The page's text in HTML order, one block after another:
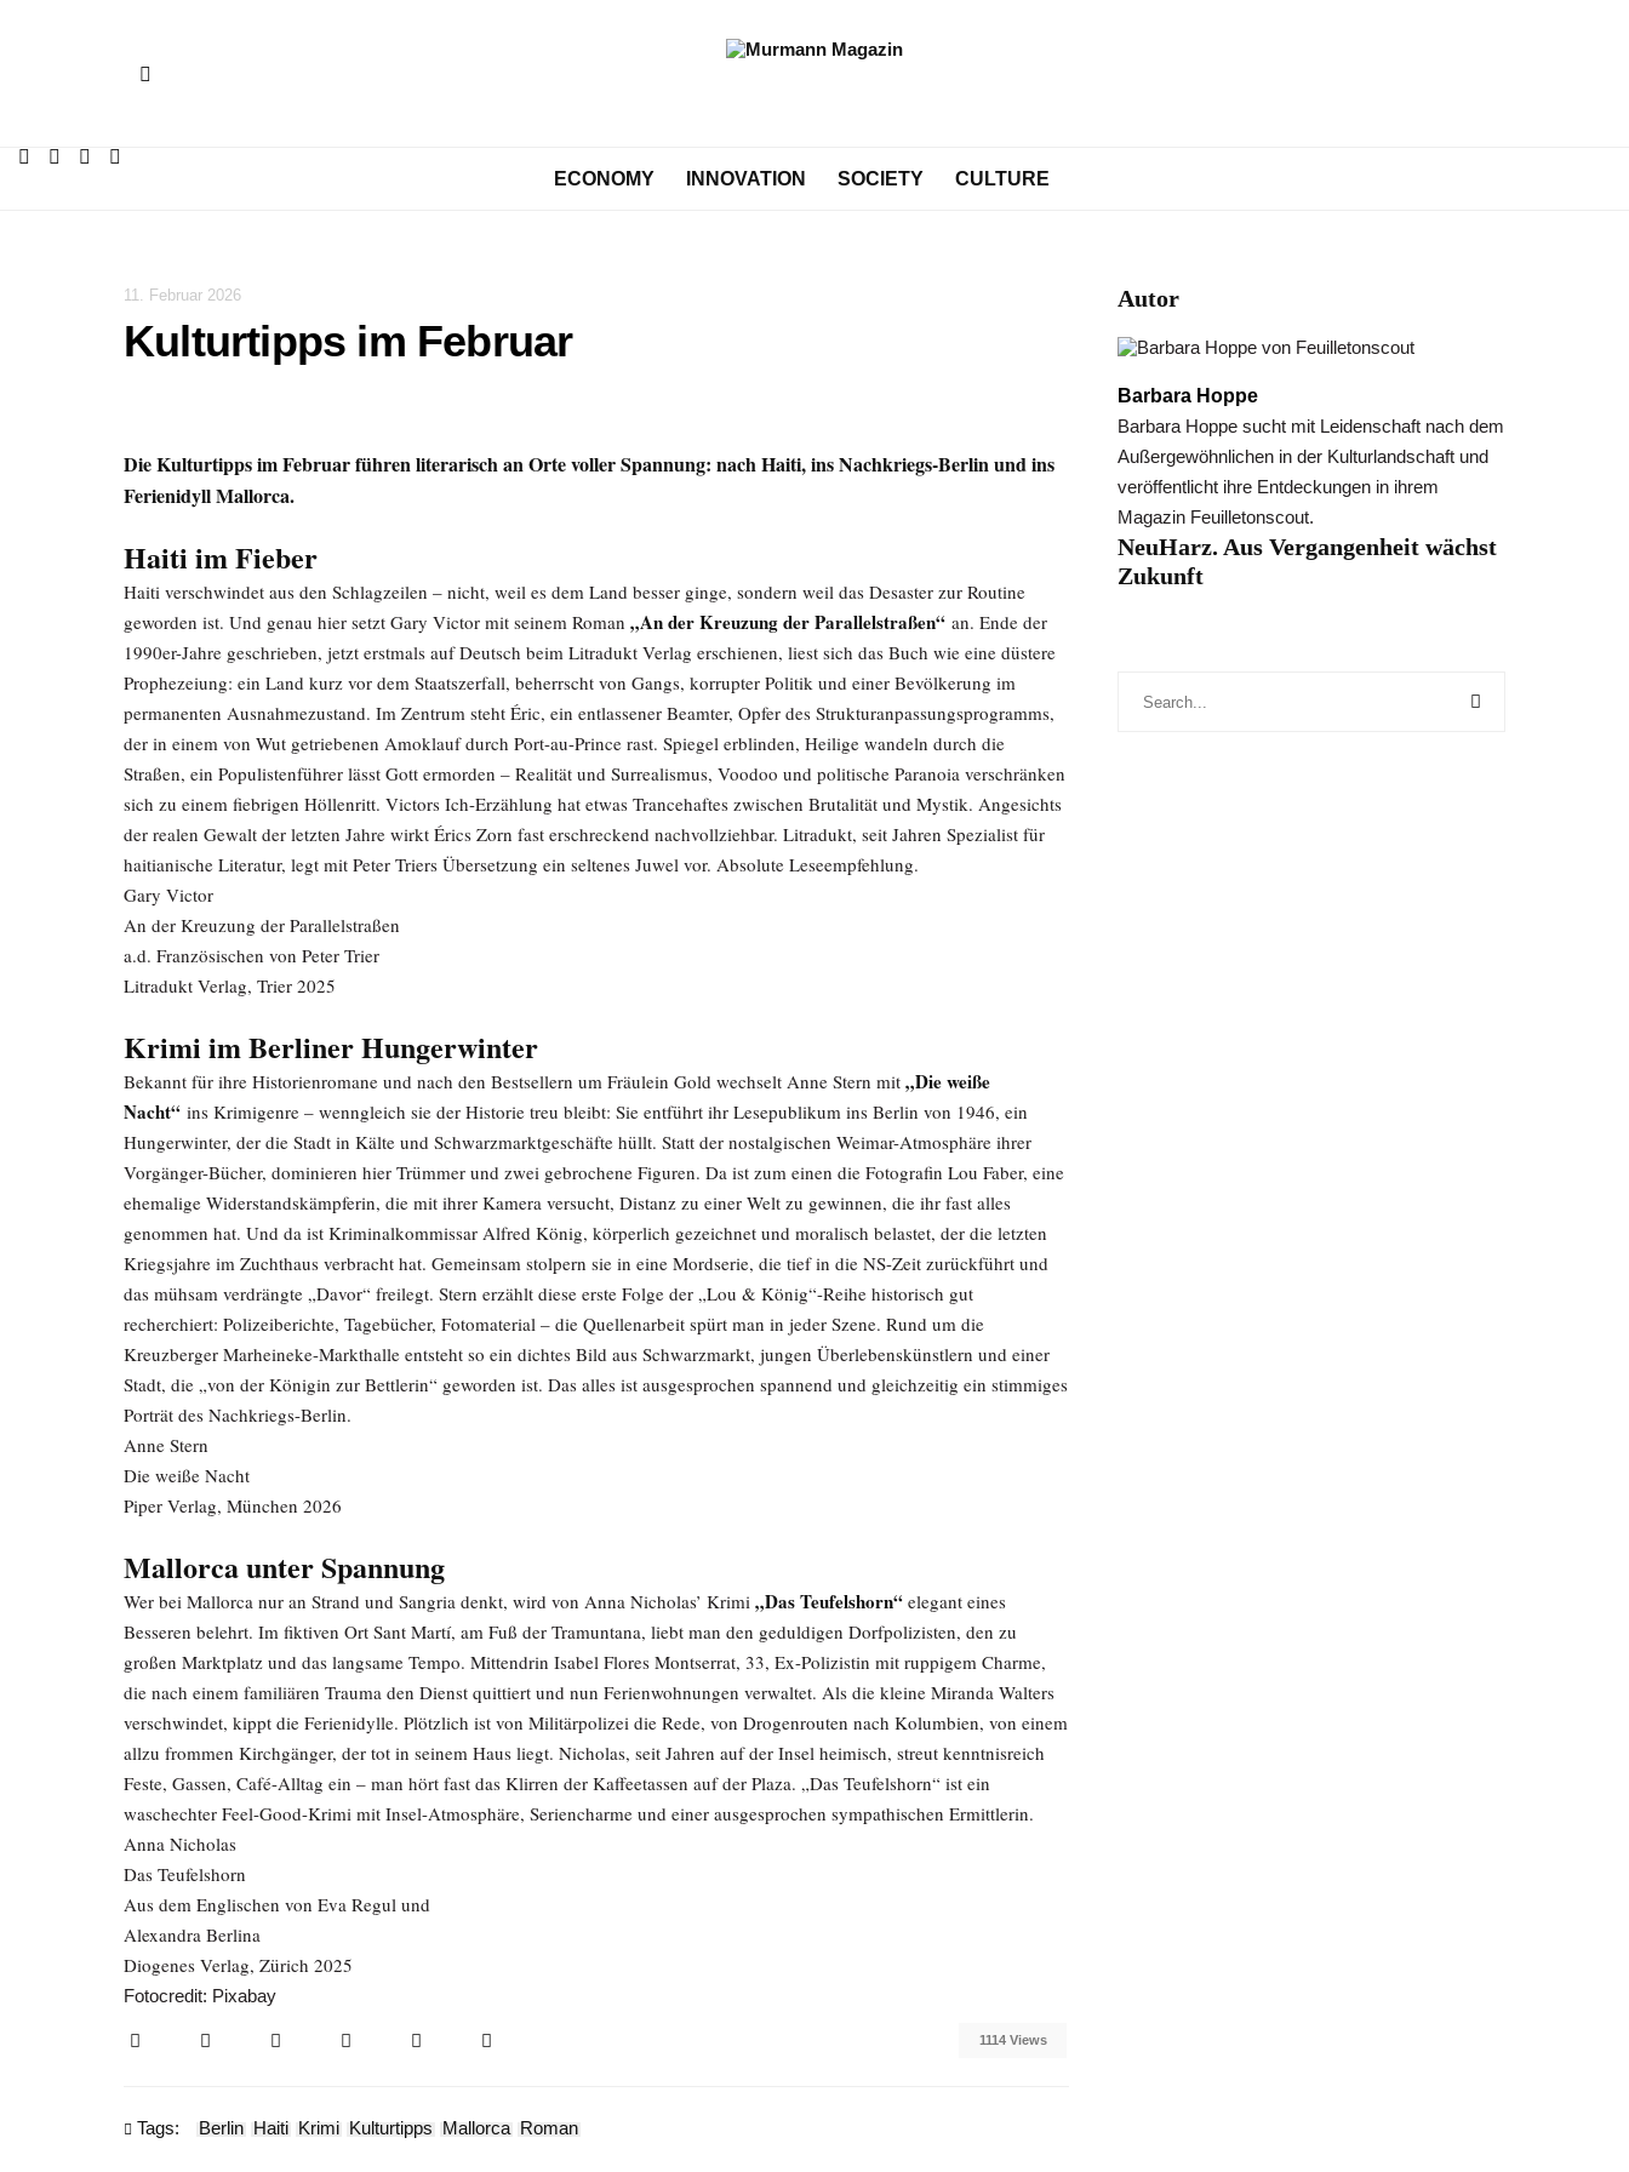
ECONOMY INNOVATION SOCIETY CULTURE
11. Februar 2026
Kulturtipps im Februar
Die Kulturtipps im Februar führen literarisch an Orte voller Spannung: nach Haiti, ins Nachkriegs-Berlin und ins
Ferienidyll Mallorca.
Haiti im Fieber
Haiti verschwindet aus den Schlagzeilen – nicht, weil es dem Land besser ginge, sondern weil das Desaster zur Routine
geworden ist. Und genau hier setzt Gary Victor mit seinem Roman „An der Kreuzung der Parallelstraßen“ an. Ende der
1990er-Jahre geschrieben, jetzt erstmals auf Deutsch beim Litradukt Verlag erschienen, liest sich das Buch wie eine düstere
Prophezeiung: ein Land kurz vor dem Staatszerfall, beherrscht von Gangs, korrupter Politik und einer Bevölkerung im
permanenten Ausnahmezustand. Im Zentrum steht Éric, ein entlassener Beamter, Opfer des Strukturanpassungsprogramms,
der in einem von Wut getriebenen Amoklauf durch Port-au-Prince rast. Spiegel erblinden, Heilige wandeln durch die
Straßen, ein Populistenführer lässt Gott ermorden – Realität und Surrealismus, Voodoo und politische Paranoia verschränken
sich zu einem fiebrigen Höllenritt. Victors Ich-Erzählung hat etwas Trancehaftes zwischen Brutalität und Mystik. Angesichts
der realen Gewalt der letzten Jahre wirkt Érics Zorn fast erschreckend nachvollziehbar. Litradukt, seit Jahren Spezialist für
haitianische Literatur, legt mit Peter Triers Übersetzung ein seltenes Juwel vor. Absolute Leseempfehlung.
Gary Victor
An der Kreuzung der Parallelstraßen
a.d. Französischen von Peter Trier
Litradukt Verlag, Trier 2025
Krimi im Berliner Hungerwinter
Bekannt für ihre Historienromane und nach den Bestsellern um Fräulein Gold wechselt Anne Stern mit „Die weiße
Nacht“ ins Krimigenre – wenngleich sie der Historie treu bleibt: Sie entführt ihr Lesepublikum ins Berlin von 1946, ein
Hungerwinter, der die Stadt in Kälte und Schwarzmarktgeschäfte hüllt. Statt der nostalgischen Weimar-Atmosphäre ihrer
Vorgänger-Bücher, dominieren hier Trümmer und zwei gebrochene Figuren. Da ist zum einen die Fotografin Lou Faber, eine
ehemalige Widerstandskämpferin, die mit ihrer Kamera versucht, Distanz zu einer Welt zu gewinnen, die ihr fast alles
genommen hat. Und da ist Kriminalkommissar Alfred König, körperlich gezeichnet und moralisch belastet, der die letzten
Kriegsjahre im Zuchthaus verbracht hat. Gemeinsam stolpern sie in eine Mordserie, die tief in die NS-Zeit zurückführt und
das mühsam verdrängte „Davor“ freilegt. Stern erzählt diese erste Folge der „Lou & König“-Reihe historisch gut
recherchiert: Polizeiberichte, Tagebücher, Fotomaterial – die Quellenarbeit spürt man in jeder Szene. Rund um die
Kreuzberger Marheineke-Markthalle entsteht so ein dichtes Bild aus Schwarzmarkt, jungen Überlebenskünstlern und einer
Stadt, die „von der Königin zur Bettlerin“ geworden ist. Das alles ist ausgesprochen spannend und gleichzeitig ein stimmiges
Porträt des Nachkriegs-Berlin.
Anne Stern
Die weiße Nacht
Piper Verlag, München 2026
Mallorca unter Spannung
Wer bei Mallorca nur an Strand und Sangria denkt, wird von Anna Nicholas’ Krimi „Das Teufelshorn“ elegant eines
Besseren belehrt. Im fiktiven Ort Sant Martí, am Fuß der Tramuntana, liebt man den geduldigen Dorfpolizisten, den zu
großen Marktplatz und das langsame Tempo. Mittendrin Isabel Flores Montserrat, 33, Ex-Polizistin mit ruppigem Charme,
die nach einem familiären Trauma den Dienst quittiert und nun Ferienwohnungen verwaltet. Als die kleine Miranda Walters
verschwindet, kippt die Ferienidylle. Plötzlich ist von Militärpolizei die Rede, von Drogenrouten nach Kolumbien, von einem
allzu frommen Kirchgänger, der tot in seinem Haus liegt. Nicholas, seit Jahren auf der Insel heimisch, streut kenntnisreich
Feste, Gassen, Café-Alltag ein – man hört fast das Klirren der Kaffeetassen auf der Plaza. „Das Teufelshorn“ ist ein
waschechter Feel-Good-Krimi mit Insel-Atmosphäre, Seriencharme und einer ausgesprochen sympathischen Ermittlerin.
Anna Nicholas
Das Teufelshorn
Aus dem Englischen von Eva Regul und
Alexandra Berlina
Diogenes Verlag, Zürich 2025
Fotocredit: Pixabay
1114 Views
Tags: Berlin Haiti Krimi Kulturtipps Mallorca Roman
Autor
Barbara Hoppe
Barbara Hoppe sucht mit Leidenschaft nach dem
Außergewöhnlichen in der Kulturlandschaft und
veröffentlicht ihre Entdeckungen in ihrem
Magazin Feuilletonscout.
NeuHarz. Aus Vergangenheit wächst
Zukunft